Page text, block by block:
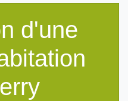
d'une